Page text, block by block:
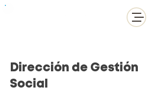
Dirección de Gestión
Social